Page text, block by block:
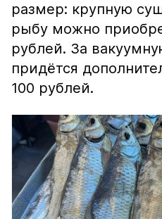
размер: крупную
рыбу можно
рублей. За
придётся
100 рублей.